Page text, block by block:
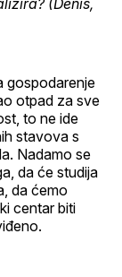
(Denis,
gospodarenje
otpad za sve
to ne ide
stavova s
Nadamo se
da će studija
da ćemo
centar biti